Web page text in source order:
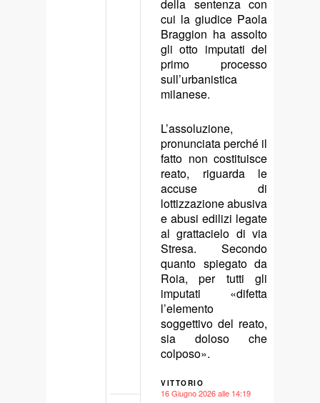
della sentenza con
cui la giudice Paola
Braggion ha assolto
gli otto imputati del
primo processo
sull’urbanistica
milanese.
L’assoluzione,
pronunciata perché il
fatto non costituisce
reato, riguarda le
accuse di
lottizzazione abusiva
e abusi edilizi legate
al grattacielo di via
Stresa. Secondo
quanto spiegato da
Roia, per tutti gli
imputati «difetta
l’elemento
soggettivo del reato,
sia doloso che
colposo».
VITTORIO
16 Giugno 2026 alle 14:19